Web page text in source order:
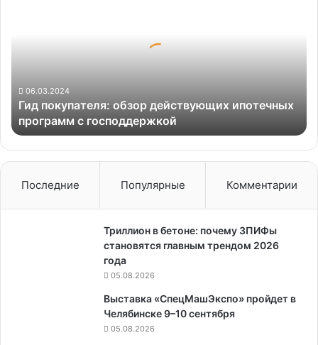
господдержкой
06.03.2024
Гид покупателя: обзор действующих ипотечных
программ с господдержкой
Последние Популярные Комментарии
Триллион в бетоне: почему ЗПИФы
становятся главным трендом 2026
года
05.08.2026
Выставка «СпецМашЭкспо» пройдет в
Челябинске 9–10 сентября
05.08.2026